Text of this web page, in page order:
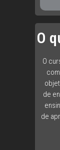
O
O
de
de